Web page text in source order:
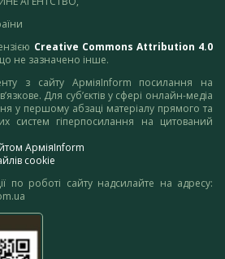
Creative Commons Attribution 4.0
не зазначено інше.
з сайту АрміяInform посилання на
Для суб’єктів у сфері онлайн-медіа
у першому абзаці матеріалу прямого та
систем гіперпосилання на цитований
АрміяInform
cookie
по роботі сайту надсилайте на адресу: